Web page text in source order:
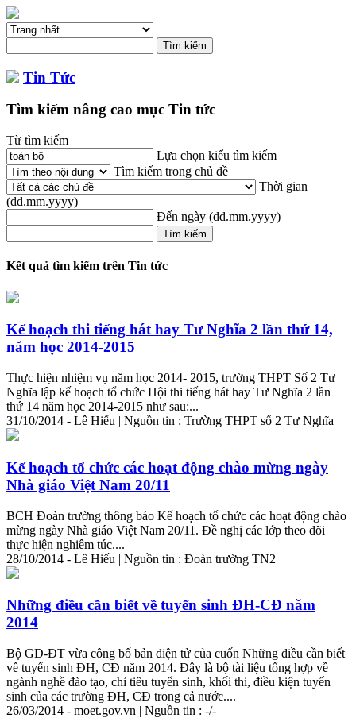
Tin Tức
Tìm kiếm nâng cao mục Tin tức
Từ tìm kiếm
Lựa chọn kiểu tìm kiếm
Tìm kiếm trong chủ đề
Thời gian
(dd.mm.yyyy)
Đến ngày (dd.mm.yyyy)
Kết quả tìm kiếm trên Tin tức
Kế hoạch thi tiếng hát hay Tư Nghĩa 2 lần thứ 14,
năm học 2014-2015
Thực hiện nhiệm vụ năm học 2014- 2015, trường THPT Số 2 Tư
Nghĩa lập kế hoạch tổ chức Hội thi tiếng hát hay Tư Nghĩa 2 lần
thứ 14 năm học 2014-2015 như sau:...
31/10/2014 - Lê Hiếu | Nguồn tin : Trường THPT số 2 Tư Nghĩa
Kế hoạch tổ chức các hoạt động chào mừng ngày
Nhà giáo Việt Nam 20/11
BCH Đoàn trường thông báo Kế hoạch tổ chức các hoạt động chào
mừng ngày Nhà giáo Việt Nam 20/11. Đề nghị các lớp theo dõi
thực hiện nghiêm túc....
28/10/2014 - Lê Hiếu | Nguồn tin : Đoàn trường TN2
Những điều cần biết về tuyển sinh ĐH-CĐ năm
2014
Bộ GD-ĐT vừa công bố bản điện tử của cuốn Những điều cần biết
về tuyển sinh ĐH, CĐ năm 2014. Đây là bộ tài liệu tổng hợp về
ngành nghề đào tạo, chỉ tiêu tuyển sinh, khối thi, điều kiện tuyển
sinh của các trường ĐH, CĐ trong cả nước....
26/03/2014 - moet.gov.vn | Nguồn tin : -/-